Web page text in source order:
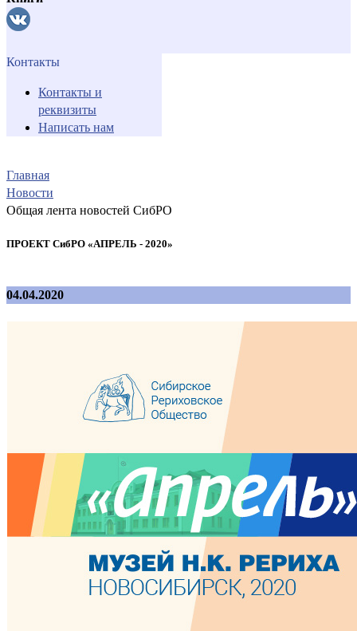
Контакты
Контакты и
реквизиты
Написать нам
Главная
Новости
Общая лента новостей СибРО
ПРОЕКТ СибРО «АПРЕЛЬ - 2020»
04.04.2020